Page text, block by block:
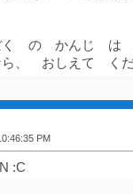
の かんじ は
、 おしえて くだ
PM
:C